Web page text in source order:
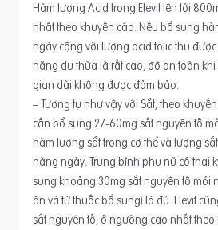
Hàm lượng Acid trong Elevit lên tới
nhất theo khuyến cáo. Nếu bổ sung
ngày cộng với lượng acid folic thu
năng dư thừa là rất cao, độ an toàn
gian dài không được đảm bảo.
– Tương tự như vậy với Sắt, theo
cần bổ sung 27-60mg sắt nguyên tố
hàm lượng sắt trong cơ thể và lượng
hàng ngày. Trung bình phụ nữ có thai
sung khoảng 30mg sắt nguyên tố mỗi
ăn và từ thuốc bổ sung) là đủ. Elevit
sắt nguyên tố, ở ngưỡng cao nhất theo